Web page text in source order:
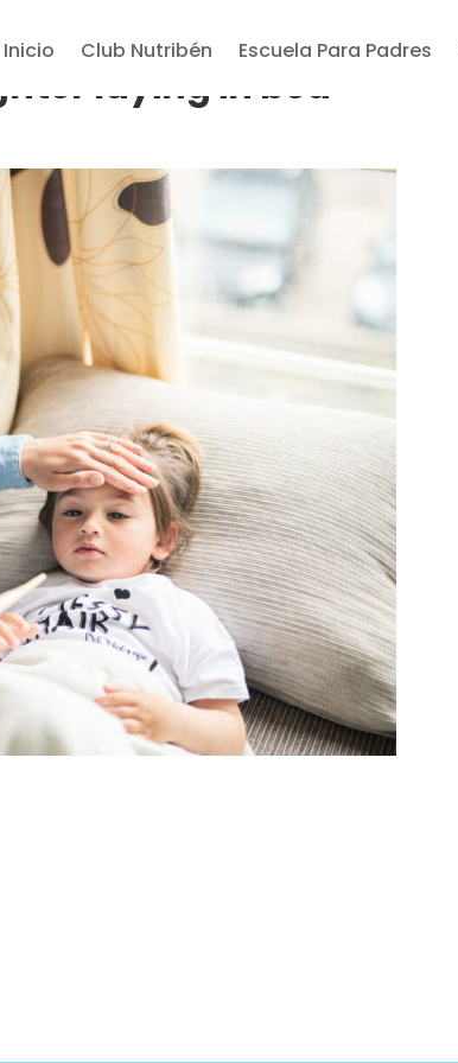
Inicio Club Nutribén Escuela Para Padres
laying in bed